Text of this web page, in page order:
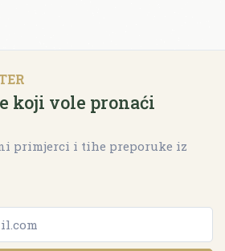
koji vole pronaći
primjerci i tihe preporuke iz